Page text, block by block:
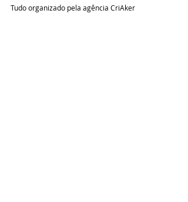
Tudo organizado pela agência CriAker